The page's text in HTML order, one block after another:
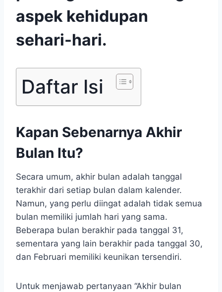
aspek kehidupan
sehari-hari.
Daftar Isi
Kapan Sebenarnya Akhir
Bulan Itu?
Secara umum, akhir bulan adalah tanggal
terakhir dari setiap bulan dalam kalender.
Namun, yang perlu diingat adalah tidak semua
bulan memiliki jumlah hari yang sama.
Beberapa bulan berakhir pada tanggal 31,
sementara yang lain berakhir pada tanggal 30,
dan Februari memiliki keunikan tersendiri.
Untuk menjawab pertanyaan “Akhir bulan